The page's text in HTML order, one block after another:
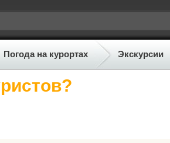
Погода на курортах Экскурсии